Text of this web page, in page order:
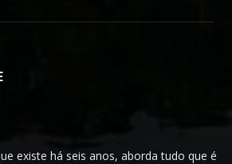
existe há seis anos, aborda tudo que é